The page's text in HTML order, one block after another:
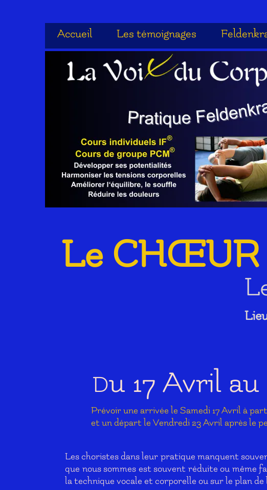
Accueil Les témoignages
Accueil Les témoignages
Le CHŒUR
Du 17 Avril
Prévoir une arrivée le Samedi 17 Avril à
et un départ le Vendredi 23 Avril après le
Les choristes dans leur pratique manquent
que nous sommes est souvent réduite ou même
la technique vocale et corporelle ou sur le plan